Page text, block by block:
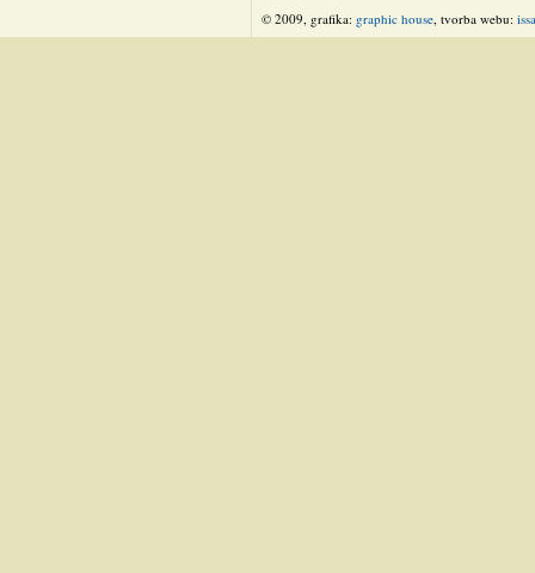
© 2009, grafika: graphic house, tvorba webu: